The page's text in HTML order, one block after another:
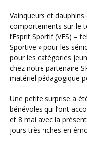
Vainqueurs et dauphins des programmes axés sur les bons
comportements sur le
l’Esprit Sportif (VES) –
Sportive » pour les
pour les catégories
chez notre partenaire
matériel pédagogique
Une petite surprise a été faite à la Présidente par les 5 heureux
bénévoles qui l’ont
et 8 mai avec la
jours très riches en